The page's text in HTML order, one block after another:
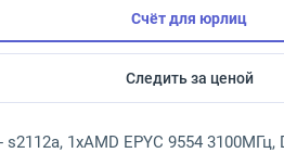
Счёт для юрлиц
Следить за ценой
s2112a, 1xAMD EPYC 9554 3100МГц,